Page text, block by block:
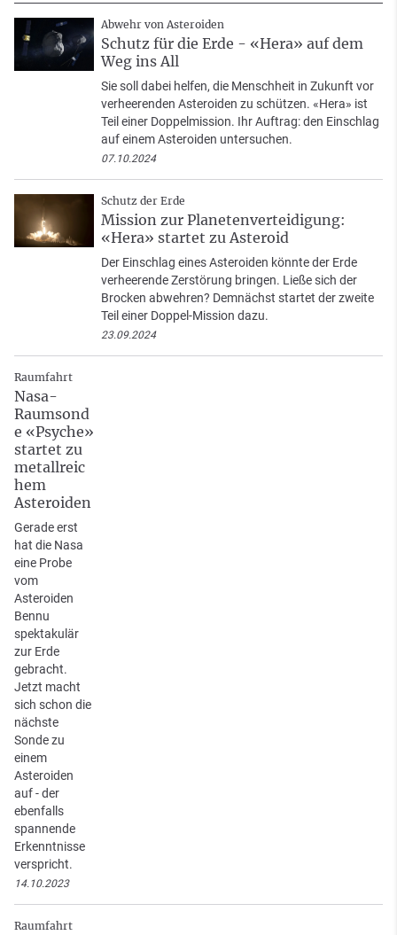
Abwehr von Asteroiden
Schutz für die Erde - «Hera» auf dem
Weg ins All
Sie soll dabei helfen, die Menschheit in Zukunft vor
verheerenden Asteroiden zu schützen. «Hera» ist
Teil einer Doppelmission. Ihr Auftrag: den Einschlag
auf einem Asteroiden untersuchen.
07.10.2024
Schutz der Erde
Mission zur Planetenverteidigung:
«Hera» startet zu Asteroid
Der Einschlag eines Asteroiden könnte der Erde
verheerende Zerstörung bringen. Ließe sich der
Brocken abwehren? Demnächst startet der zweite
Teil einer Doppel-Mission dazu.
23.09.2024
Raumfahrt
Nasa-
Raumsond
e «Psyche»
startet zu
metallreic
hem
Asteroiden
Gerade erst
hat die Nasa
eine Probe
vom
Asteroiden
Bennu
spektakulär
zur Erde
gebracht.
Jetzt macht
sich schon die
nächste
Sonde zu
einem
Asteroiden
auf - der
ebenfalls
spannende
Erkenntnisse
verspricht.
14.10.2023
Raumfahrt